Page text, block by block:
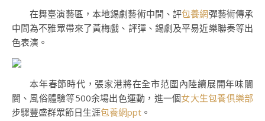
在舞臺演藝區，本地錫劇藝術中間、評包養網彈藝術傳承
中間為不雅眾帶來了黃梅戲、評彈、錫劇及平易近樂聯奏等出
色表演。
本年春節時代，張家港將在全市范圍內陸續展開年味闤
闠、風俗體驗等500余場出色運動，進一個女大生包養俱樂部
步驟豐盛群眾節日生涯包養網ppt 。